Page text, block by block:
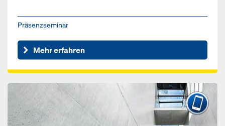
Präsenzseminar
Mehr erfahren